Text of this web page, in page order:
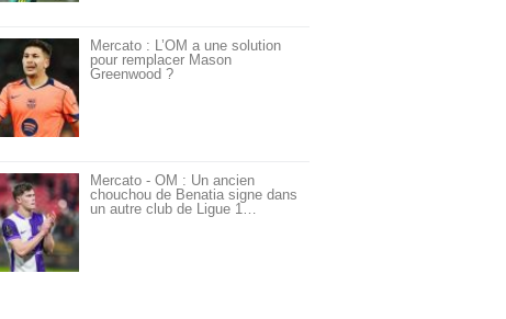
Mercato : L’OM a une solution
pour remplacer Mason
Greenwood ?
Mercato - OM : Un ancien
chouchou de Benatia signe dans
un autre club de Ligue 1…